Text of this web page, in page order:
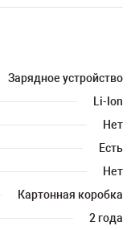
Зарядное устройство
Li-Ion
Нет
Есть
Нет
Картонная коробка
2 года